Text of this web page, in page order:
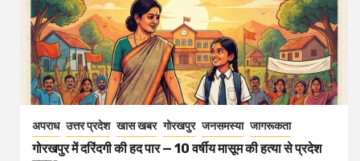
अपराध उत्तर प्रदेश खास खबर गोरखपुर जनसमस्या जागरूकता
गोरखपुर में दरिंदगी की हद पार — 10 वर्षीय मासूम की हत्या से प्रदेश